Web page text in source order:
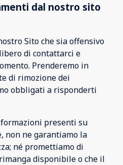
dal nostro sito
Sito che sia offensivo
di contattarci e
Prenderemo in
di rimozione dei
obbligati a risponderti
presenti su
non ne garantiamo la
né promettiamo di
disponibile o che il